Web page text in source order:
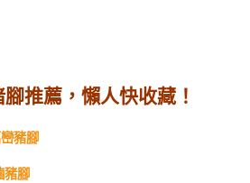
推薦，懶人快收藏！
豬腳
豬腳